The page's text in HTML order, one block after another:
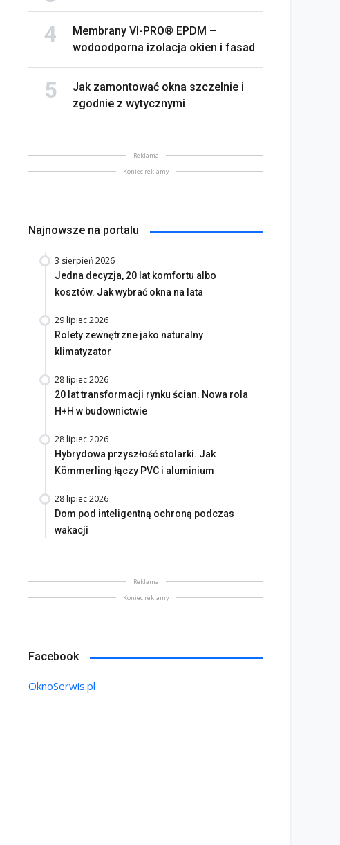
Membrany VI-PRO® EPDM –
wodoodporna izolacja okien i fasad
Jak zamontować okna szczelnie i
zgodnie z wytycznymi
Reklama
Koniec reklamy
Najnowsze na portalu
3 sierpień 2026
Jedna decyzja, 20 lat komfortu albo
kosztów. Jak wybrać okna na lata
29 lipiec 2026
Rolety zewnętrzne jako naturalny
klimatyzator
28 lipiec 2026
20 lat transformacji rynku ścian. Nowa rola
H+H w budownictwie
28 lipiec 2026
Hybrydowa przyszłość stolarki. Jak
Kömmerling łączy PVC i aluminium
28 lipiec 2026
Dom pod inteligentną ochroną podczas
wakacji
Reklama
Koniec reklamy
Facebook
OknoSerwis.pl